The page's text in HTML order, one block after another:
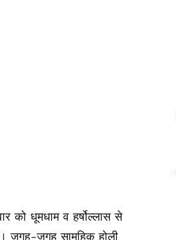
को धूमधाम व हर्षोल्लास से
जगह-जगह सामुहिक होली